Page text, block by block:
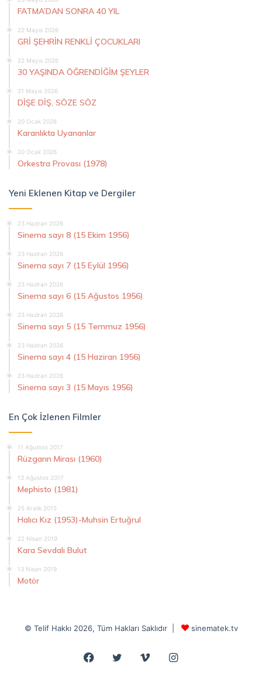
FATMA’DAN SONRA 40 YIL
22 Mayıs 2026
GRİ ŞEHRİN RENKLİ ÇOCUKLARI
22 Mayıs 2026
30 YAŞINDA ÖĞRENDİĞİM ŞEYLER
21 Mayıs 2026
DİŞE DİŞ, SÖZE SÖZ
20 Ocak 2026
Karanlıkta Uyananlar
20 Ocak 2026
Orkestra Provası (1978)
Yeni Eklenen Kitap ve Dergiler
23 Haziran 2026
Sinema sayı 8 (15 Ekim 1956)
23 Haziran 2026
Sinema sayı 7 (15 Eylül 1956)
23 Haziran 2026
Sinema sayı 6 (15 Ağustos 1956)
23 Haziran 2026
Sinema sayı 5 (15 Temmuz 1956)
23 Haziran 2026
Sinema sayı 4 (15 Haziran 1956)
23 Haziran 2026
Sinema sayı 3 (15 Mayıs 1956)
En Çok İzlenen Filmler
11 Ağustos 2017
Rüzgarın Mirası (1960)
13 Ağustos 2017
Mephisto (1981)
25 Aralık 2015
Halıcı Kız (1953)-Muhsin Ertuğrul
22 Nisan 2019
Kara Sevdalı Bulut
13 Nisan 2019
Motör
© Telif Hakkı 2026, Tüm Hakları Saklıdır | sinematek.tv
Facebook
Twitter VimeoInstagram